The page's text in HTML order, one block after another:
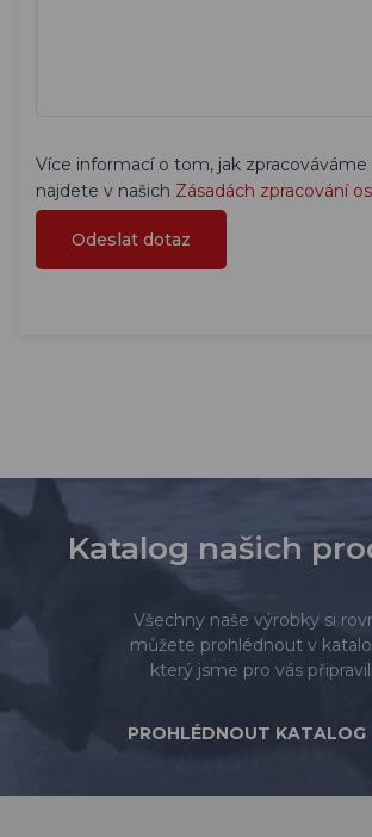
Více informací o tom, jak zpracováváme
najdete v našich Zásadách zpracování
Katalog našich
Všechny naše výrobky si
můžete prohlédnout v
který jsme pro vás
PROHLÉDNOUT KATALOG